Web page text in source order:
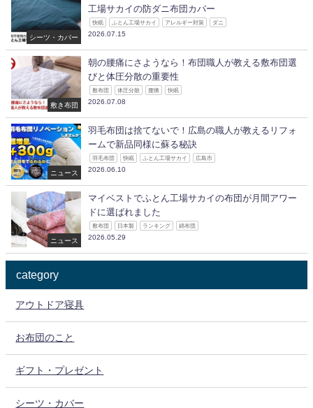
シーツ・カバー
工場サカイの防ダニ布団カバー
快眠 ふとん工場サカイ アレルギー対策 ダニ
2026.07.15
敷き布団
朝の腰痛にさようなら！布団職人が教える敷布団選
びと体圧分散の重要性
敷布団 体圧分散 腰痛 快眠
2026.07.08
ニュース
羽毛布団は捨てないで！広島の職人が教えるリフォ
ームで新品同様に蘇る秘訣
羽毛布団 快眠 ふとん工場サカイ 広島市
2026.06.10
ニュース
マイベストでふとん工場サカイの布団が月間アワー
ドに選ばれました
敷布団 日本製 ランキング 綿布団
2026.05.29
category
アウトドア寝具
お布団のこと
ギフト・プレゼント
シーツ・カバー